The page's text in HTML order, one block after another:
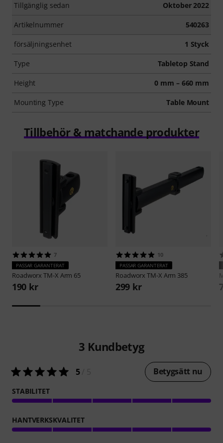
Tillgänglig sedan Oktober 2022
Artikelnummer 540263
försäljningsenhet 1 Styck
Type Tabletop Stand
Height 0 mm – 660 mm
Mounting Type Table Mount
Tillbehör & matchande produkter
7
PASSAR GARANTERAT
RoadworxTM-X Arm 65
190 kr
10
PASSAR GARANTERAT
RoadworxTM-X Arm 385
299 kr
3 Kundbetyg
5/ 5 Betygsätt nu
STABILITET
HANTVERKSKVALITET